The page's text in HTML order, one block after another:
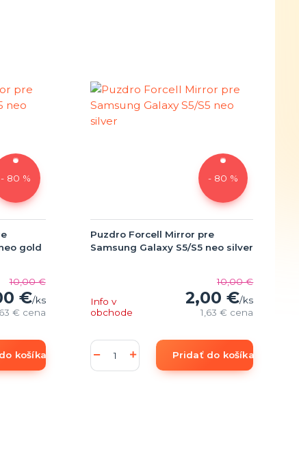
- 80 %
gold
10,00 €
€/ks
€ cena
košíka
- 80 %
Puzdro Forcell Mirror pre
Samsung Galaxy S5/S5 neo silver
10,00 €
2,00 €/ks
1,63 € cena
Info v
obchode
Pridať do košíka